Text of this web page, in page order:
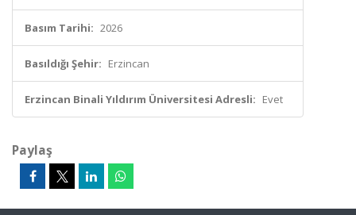
Basım Tarihi: 2026
Basıldığı Şehir: Erzincan
Erzincan Binali Yıldırım Üniversitesi Adresli: Evet
Paylaş